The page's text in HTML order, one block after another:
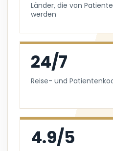
Länder, die von
werden
24/7
Reise- und
4.9/5